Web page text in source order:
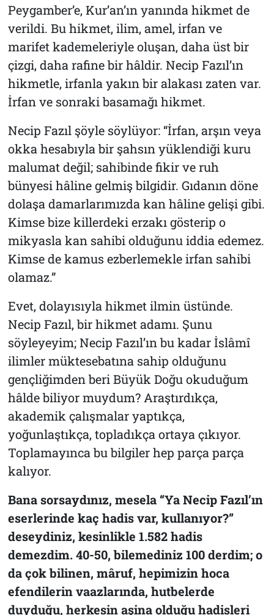
Peygamber’e, Kur’an’ın yanında hikmet de
verildi. Bu hikmet, ilim, amel, irfan ve
marifet kademeleriyle oluşan, daha üst bir
çizgi, daha rafine bir hâldir. Necip Fazıl’ın
hikmetle, irfanla yakın bir alakası zaten var.
İrfan ve sonraki basamağı hikmet.
Necip Fazıl şöyle söylüyor: “İrfan, arşın veya
okka hesabıyla bir şahsın yüklendiği kuru
malumat değil; sahibinde fikir ve ruh
bünyesi hâline gelmiş bilgidir. Gıdanın döne
dolaşa damarlarımızda kan hâline gelişi gibi.
Kimse bize killerdeki erzakı gösterip o
mikyasla kan sahibi olduğunu iddia edemez.
Kimse de kamus ezberlemekle irfan sahibi
olamaz.”
Evet, dolayısıyla hikmet ilmin üstünde.
Necip Fazıl, bir hikmet adamı. Şunu
söyleyeyim; Necip Fazıl’ın bu kadar İslâmî
ilimler müktesebatına sahip olduğunu
gençliğimden beri Büyük Doğu okuduğum
hâlde biliyor muydum? Araştırdıkça,
akademik çalışmalar yaptıkça,
yoğunlaştıkça, topladıkça ortaya çıkıyor.
Toplamayınca bu bilgiler hep parça parça
kalıyor.
Bana sorsaydınız, mesela “Ya Necip Fazıl’ın
eserlerinde kaç hadis var, kullanıyor?”
deseydiniz, kesinlikle 1.582 hadis
demezdim. 40-50, bilemediniz 100 derdim; o
da çok bilinen, mâruf, hepimizin hoca
efendilerin vaazlarında, hutbelerde
duyduğu, herkesin aşina olduğu hadisleri